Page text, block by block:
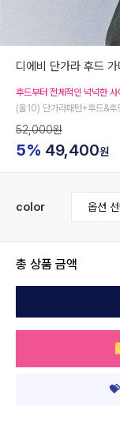
디에비 단가라 후드 가
후드부터 전체적인 넉넉한
(울10) 단가라패턴+후드&후
52,000원
5% 49,400원
color
총 상품 금액